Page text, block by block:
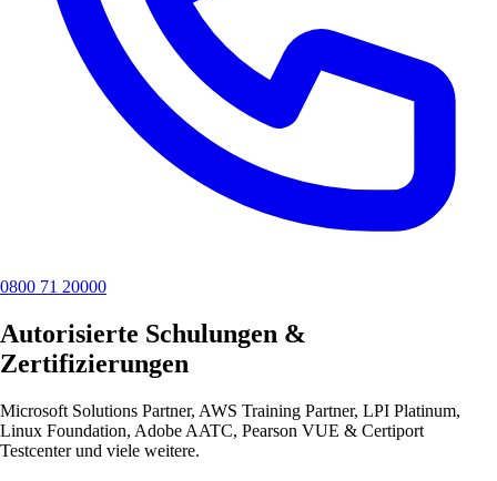
0800 71 20000
Autorisierte Schulungen &
Zertifizierungen
Microsoft Solutions Partner, AWS Training Partner, LPI Platinum,
Linux Foundation, Adobe AATC, Pearson VUE & Certiport
Testcenter und viele weitere.